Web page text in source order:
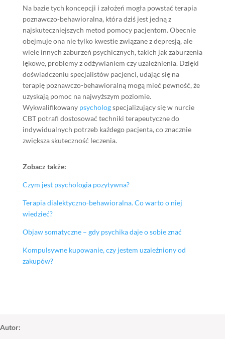
Na bazie tych koncepcji i założeń mogła powstać terapia
poznawczo-behawioralna, która dziś jest jedną z
najskuteczniejszych metod pomocy pacjentom. Obecnie
obejmuje ona nie tylko kwestie związane z depresją, ale
wiele innych zaburzeń psychicznych, takich jak zaburzenia
lękowe, problemy z odżywianiem czy uzależnienia. Dzięki
doświadczeniu specjalistów pacjenci, udając się na
terapię poznawczo-behawioralną mogą mieć pewność, że
uzyskają pomoc na najwyższym poziomie.
Wykwalifikowany psychologspecjalizujący się w nurcie
CBT potrafi dostosować techniki terapeutyczne do
indywidualnych potrzeb każdego pacjenta, co znacznie
zwiększa skuteczność leczenia.
Zobacz także:
Czym jest psychologia pozytywna?
Terapia dialektyczno-behawioralna. Co warto o niej
wiedzieć?
Objaw somatyczne – gdy psychika daje o sobie znać
Kompulsywne kupowanie, czy jestem uzależniony od
zakupów?
Autor: